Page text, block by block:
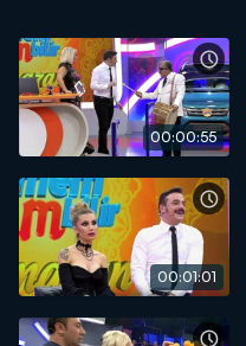
00:00:55
00:01:01